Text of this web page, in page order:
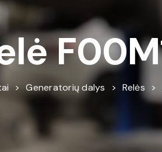
> Generatorių dalys > Relės >